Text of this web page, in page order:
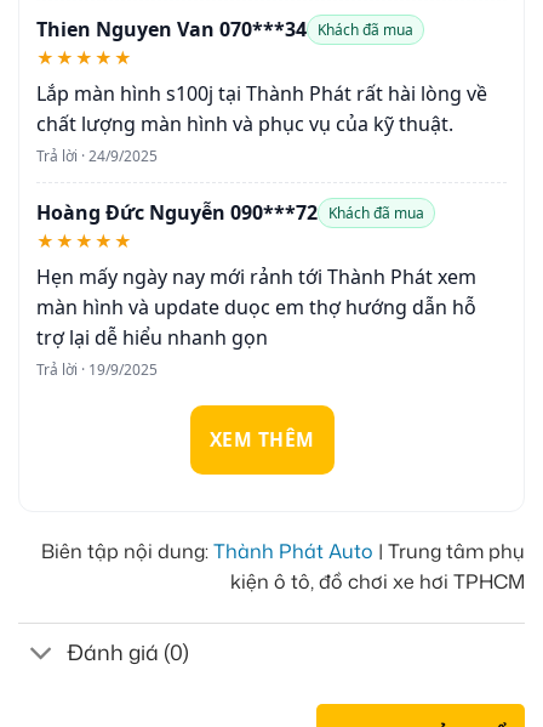
Thien Nguyen Van 070***34 Khách đã mua
★★★★★
Lắp màn hình s100j tại Thành Phát rất hài lòng về
chất lượng màn hình và phục vụ của kỹ thuật.
Trả lời · 24/9/2025
Hoàng Đức Nguyễn 090***72 Khách đã mua
★★★★★
Hẹn mấy ngày nay mới rảnh tới Thành Phát xem
màn hình và update duọc em thợ hướng dẫn hỗ
trợ lại dễ hiểu nhanh gọn
Trả lời · 19/9/2025
XEM THÊM
Biên tập nội dung:Thành Phát Auto | Trung tâm phụ
kiện ô tô, đồ chơi xe hơi TPHCM
Đánh giá (0)